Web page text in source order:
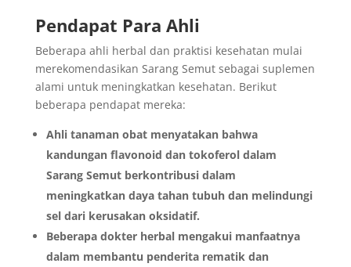
Pendapat Para Ahli
Beberapa ahli herbal dan praktisi kesehatan mulai
merekomendasikan Sarang Semut sebagai suplemen
alami untuk meningkatkan kesehatan. Berikut
beberapa pendapat mereka:
Ahli tanaman obat menyatakan bahwa
kandungan flavonoid dan tokoferol dalam
Sarang Semut berkontribusi dalam
meningkatkan daya tahan tubuh dan melindungi
sel dari kerusakan oksidatif.
Beberapa dokter herbal mengakui manfaatnya
dalam membantu penderita rematik dan